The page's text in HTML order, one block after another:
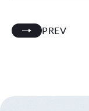
PREV